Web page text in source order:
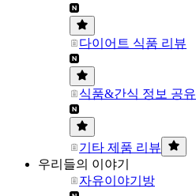
다이어트 식품 리뷰
식품&간식 정보 공유
기타 제품 리뷰
우리들의 이야기
자유이야기방